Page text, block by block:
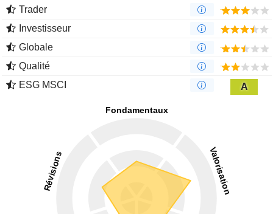
Trader
Investisseur
Globale
Qualité
ESG MSCI
A